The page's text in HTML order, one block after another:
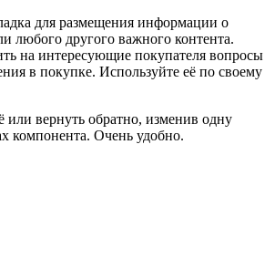
для размещения информации о
любого другого важного контента.
на интересующие покупателя вопросы
в покупке. Используйте её по своему
или вернуть обратно, изменив одну
компонента. Очень удобно.